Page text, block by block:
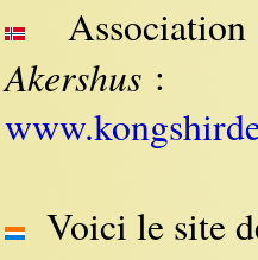
Akershus :
Voici le site